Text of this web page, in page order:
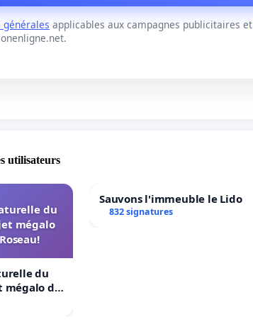
applicables aux campagnes publicitaires et
utilisateurs
du
mégalo
du
mégalo du
Sauvons l'immeuble le Lido
832 signatures